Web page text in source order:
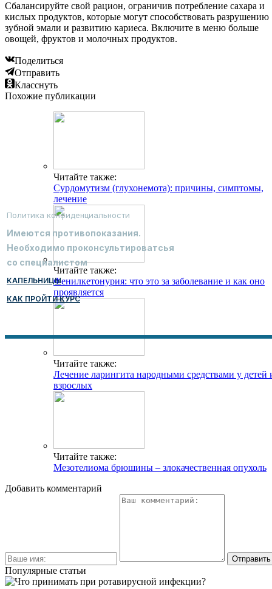
Сбалансируйте свой рацион, ограничив потребление сахара и
кислых продуктов, которые могут способствовать разрушению
зубной эмали и развитию кариеса. Включите в меню больше
овощей, фруктов и молочных продуктов.
Поделиться
Отправить
Класснуть
Похожие публикации
Читайте также:
Сурдомутизм (глухонемота): причины, симптомы,
лечение
Читайте также:
Фенилкетонурия: что это за заболевание и как оно
проявляется
Читайте также:
Лечение ларингита народными средствами у детей
взрослых
Читайте также:
Мезотелиома брюшины – злокачественная опухоль
Добавить комментарий
Популярные статьи
Политика конфиденциальности
Имеются противопоказания.
Необходимо проконсультироватсья
со специалистом
КАПЕЛЬНИЦЫ
КАК ПРОЙТИ КУРС